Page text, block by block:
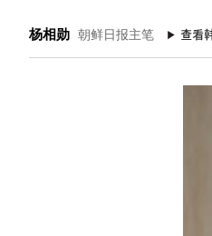
杨相勋 朝鲜日报主笔